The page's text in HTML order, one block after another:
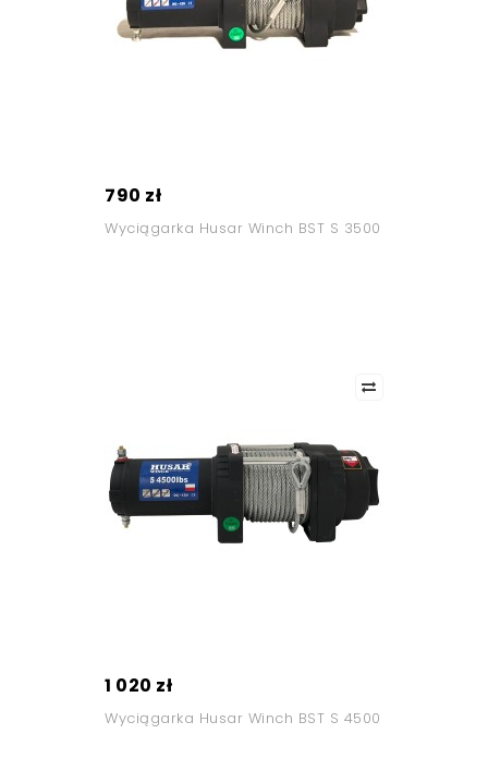
790 zł
Wyciągarka Husar Winch BST S 3500
1 020 zł
Wyciągarka Husar Winch BST S 4500